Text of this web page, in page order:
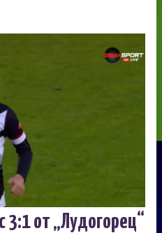
3:1 от „Лудогорец“